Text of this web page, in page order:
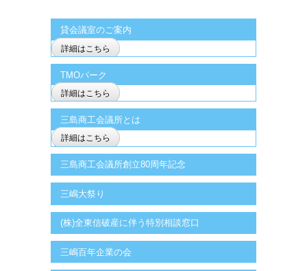
貸会議室のご案内
詳細はこちら
TMOパーク
詳細はこちら
三島商工会議所とは
詳細はこちら
三島商工会議所創立80周年記念
三嶋大祭り
(株)全東信破産に伴う特別相談窓口
三嶋百年企業の会